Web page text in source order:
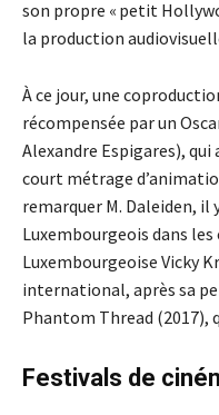
son propre « petit
la production
À ce jour, une
récompensée par un
Alexandre Espigares),
court métrage
remarquer M. Daleiden, il
Luxembourgeois dans
Luxembourgeoise Vicky
international, après sa
Phantom Thread (2017),
Festivals de